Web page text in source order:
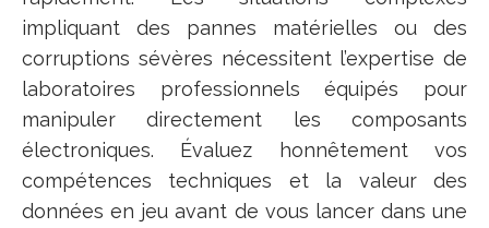
impliquant des pannes matérielles ou des
corruptions sévères nécessitent l’expertise de
laboratoires professionnels équipés pour
manipuler directement les composants
électroniques. Évaluez honnêtement vos
compétences techniques et la valeur des
données en jeu avant de vous lancer dans une